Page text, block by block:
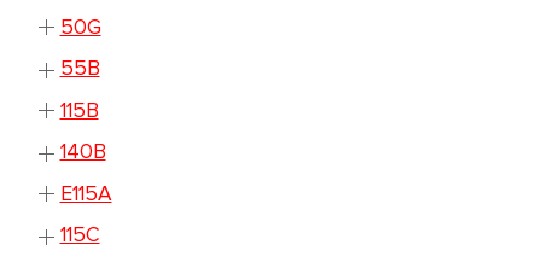
50G
55B
115B
140B
E115A
115C